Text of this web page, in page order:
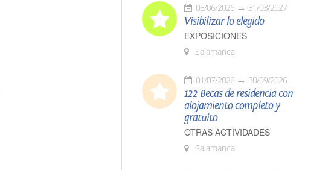
05/06/2026 31/03/2027
Visibilizar lo elegido
EXPOSICIONES
Salamanca
01/07/2026 30/09/2026
122 Becas de residencia con
alojamiento completo y
gratuito
OTRAS ACTIVIDADES
Salamanca